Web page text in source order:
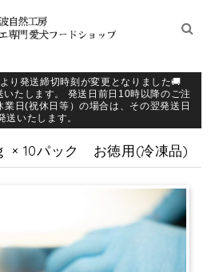
り発送締切時刻が変更となりました🚚
たします。 発送日前日10時以降のご注
日(祝休日等）の場合は、その翌発送日
送いたします。
× 10パック お徳用(冷凍品)